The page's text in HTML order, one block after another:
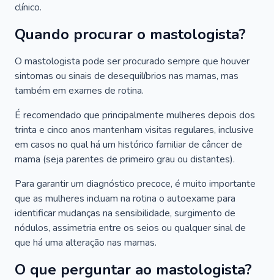
clínico.
Quando procurar o mastologista?
O mastologista pode ser procurado sempre que houver
sintomas ou sinais de desequilíbrios nas mamas, mas
também em exames de rotina.
É recomendado que principalmente mulheres depois dos
trinta e cinco anos mantenham visitas regulares, inclusive
em casos no qual há um histórico familiar de câncer de
mama (seja parentes de primeiro grau ou distantes).
Para garantir um diagnóstico precoce, é muito importante
que as mulheres incluam na rotina o autoexame para
identificar mudanças na sensibilidade, surgimento de
nódulos, assimetria entre os seios ou qualquer sinal de
que há uma alteração nas mamas.
O que perguntar ao mastologista?